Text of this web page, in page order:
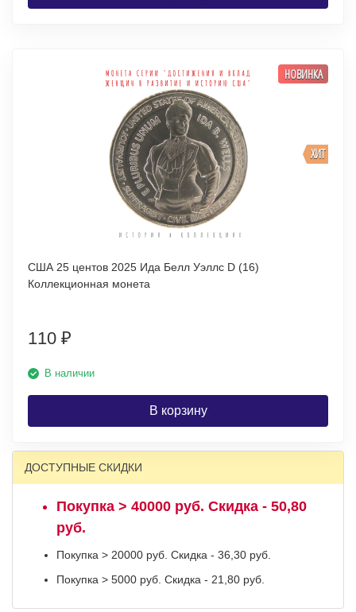
ХИТ
НОВИНКА
США 25 центов 2025 Ида Белл Уэллс D (16)
Коллекционная монета
110 ₽
В наличии
В корзину
ДОСТУПНЫЕ СКИДКИ
Покупка > 40000 руб. Скидка - 50,80
руб.
Покупка > 20000 руб. Скидка - 36,30 руб.
Покупка > 5000 руб. Скидка - 21,80 руб.